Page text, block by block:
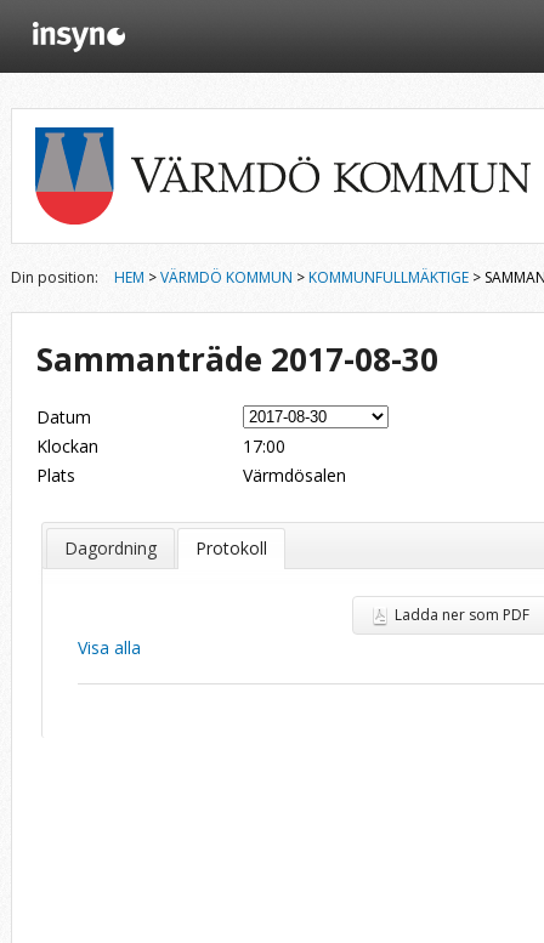
Din position: HEM >VÄRMDÖ KOMMUN >KOMMUNFULLMÄKTIGE >
Sammanträde 2017-08-30
Datum
Klockan
17:00
Plats
Värmdösalen
Dagordning Protokoll
Ladda ner som PDF
Visa alla